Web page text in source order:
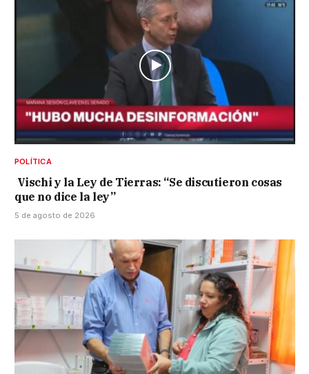
POLÍTICA
Vischi y la Ley de Tierras: “Se discutieron cosas
que no dice la ley”
5 de agosto de 2026